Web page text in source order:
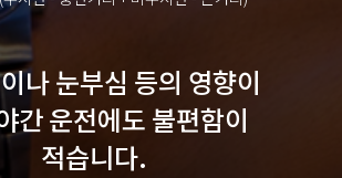
나 눈부심 등의 영향이
간 운전에도 불편함이
적습니다.